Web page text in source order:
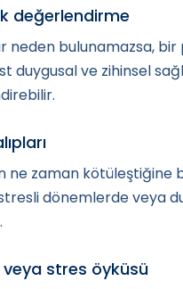
değerlendirme
neden bulunamazsa,
duygusal ve zihinsel
ne zaman kötüleştiğine
dönemlerde veya
stres öyküsü